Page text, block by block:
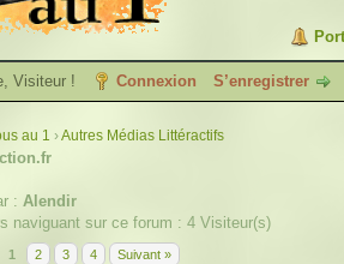
Visiteur ! Connexion S’enregistrer
au 1 ›Autres Médias Littéractifs
: Alendir
naviguant sur ce forum : 4 Visiteur(s)
1 2 3 4 Suivant »